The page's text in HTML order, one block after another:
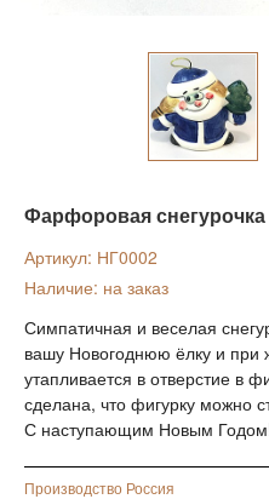
Фарфоровая
Артикул: НГ0002
Наличие: на заказ
Симпатичная и веселая
вашу Новогоднюю ёлку и при
утапливается в отверстие в
сделана, что фигурку можно
С наступающим Новым
Производство Россия